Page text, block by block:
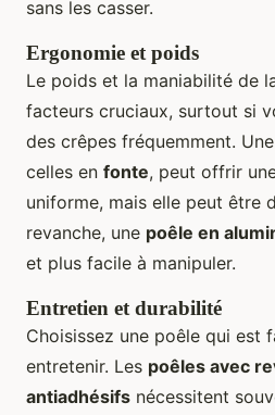
sans les casser.
Ergonomie et poids
Le poids et la maniabilité de
facteurs cruciaux, surtout si
des crêpes fréquemment. Une
celles en fonte, peut offrir
uniforme, mais elle peut être
revanche, une poêle en
et plus facile à manipuler.
Entretien et durabilité
Choisissez une poêle qui est
entretenir. Les poêles avec
antiadhésifs nécessitent